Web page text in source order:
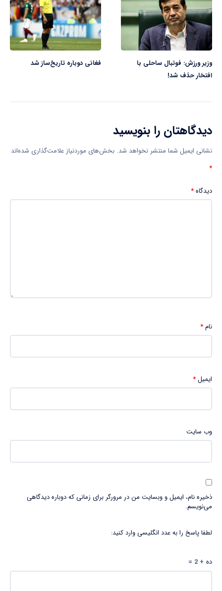
وزیر ورزش: فوتبال ساحلی با
افتخار حذف شد!
فغانی دوباره تاریخ‌ساز شد
دیدگاهتان را بنویسید
نشانی ایمیل شما منتشر نخواهد شد. بخش‌های موردنیاز علامت‌گذاری شده‌اند
*
دیدگاه*
نام*
ایمیل*
وب‌ سایت
ذخیره نام، ایمیل و وبسایت من در مرورگر برای زمانی که دوباره دیدگاهی
می‌نویسم.
لطفا پاسخ را به عدد انگلیسی وارد کنید:
ده + 2 =